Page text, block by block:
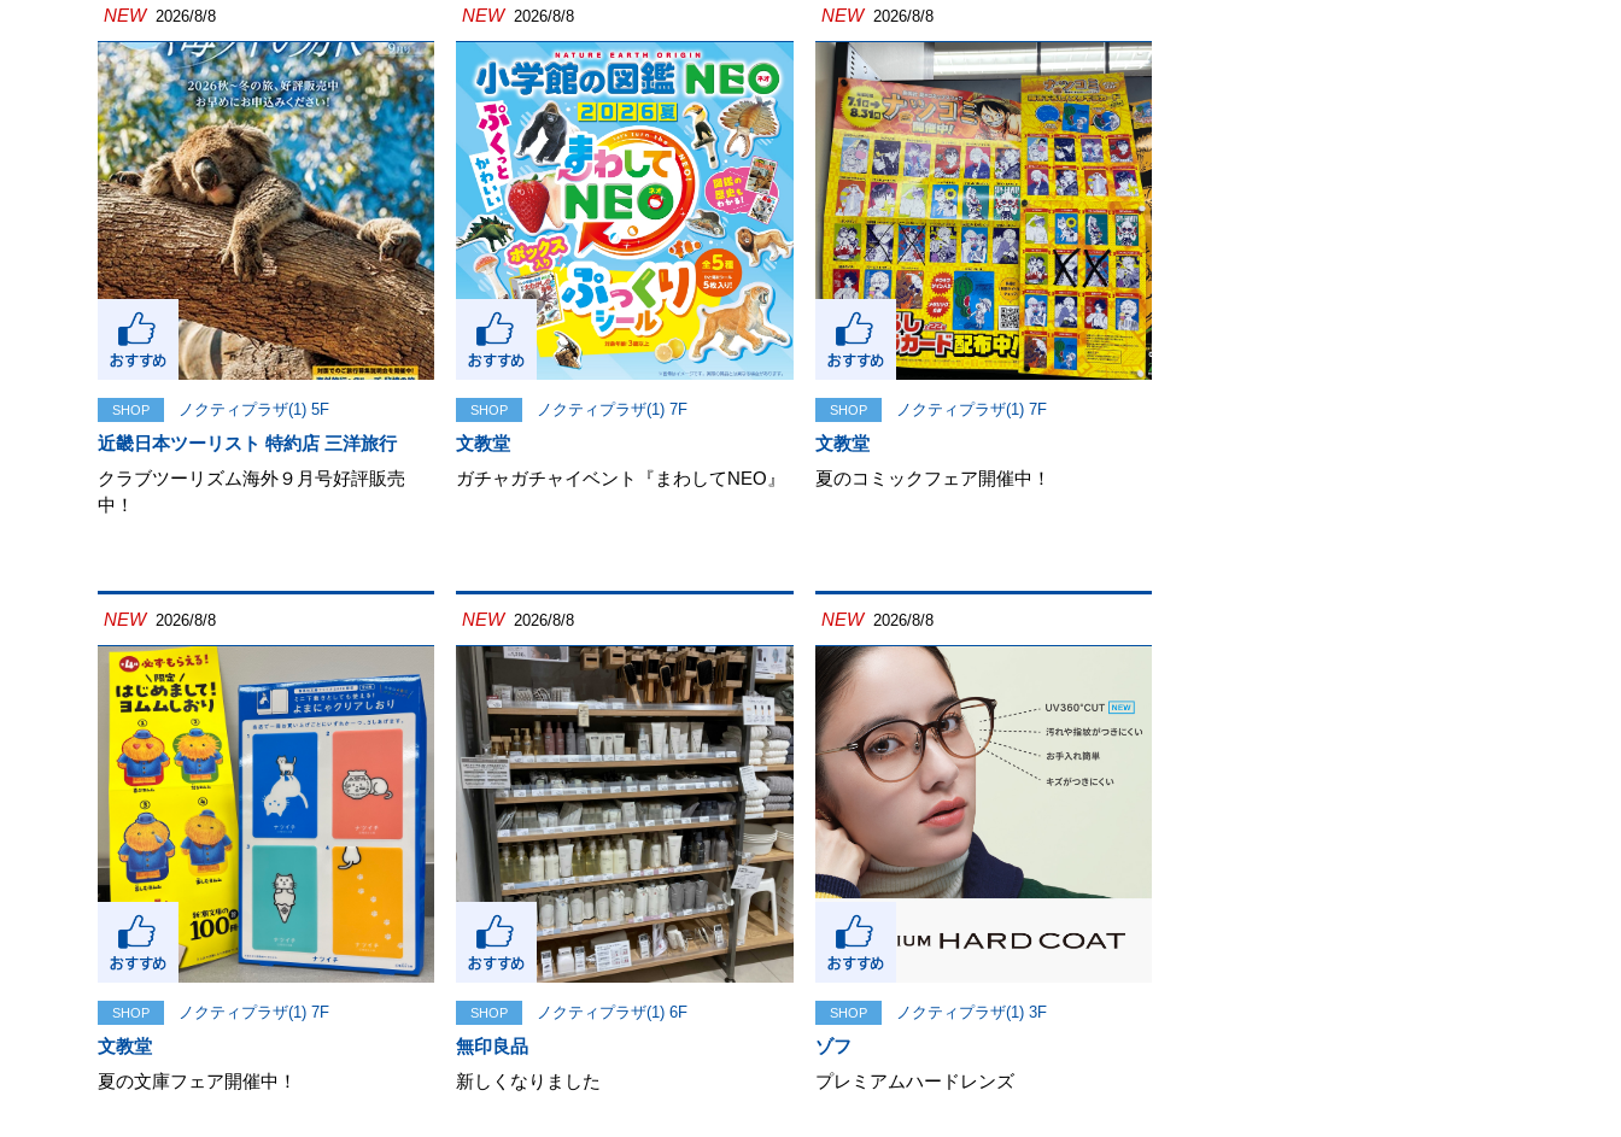
NEW 2026/8/8
SHOP ノクティプラザ(1) 5F
近畿日本ツーリスト 特約店 三洋旅行
クラブツーリズム海外９月号好評販売
中！
NEW 2026/8/8
SHOP ノクティプラザ(1) 7F
文教堂
ガチャガチャイベント『まわしてNEO』
NEW 2026/8/8
SHOP ノクティプラザ(1) 7F
文教堂
夏のコミックフェア開催中！
NEW 2026/8/8
SHOP ノクティプラザ(1) 7F
文教堂
夏の文庫フェア開催中！
NEW 2026/8/8
SHOP ノクティプラザ(1) 6F
無印良品
新しくなりました
NEW 2026/8/8
SHOP ノクティプラザ(1) 3F
ゾフ
プレミアムハードレンズ